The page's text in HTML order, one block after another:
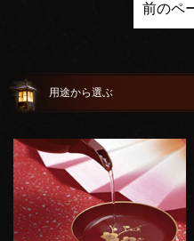
前のペ
用途から選ぶ